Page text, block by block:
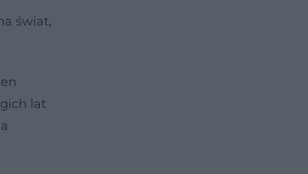
świat,
lat